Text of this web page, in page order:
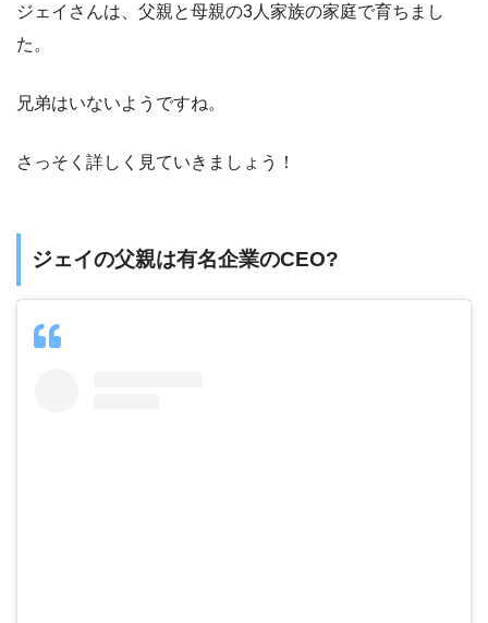
ジェイさんは、父親と母親の3人家族の家庭で育ちまし
た。
兄弟はいないようですね。
さっそく詳しく見ていきましょう！
ジェイの父親は有名企業のCEO?